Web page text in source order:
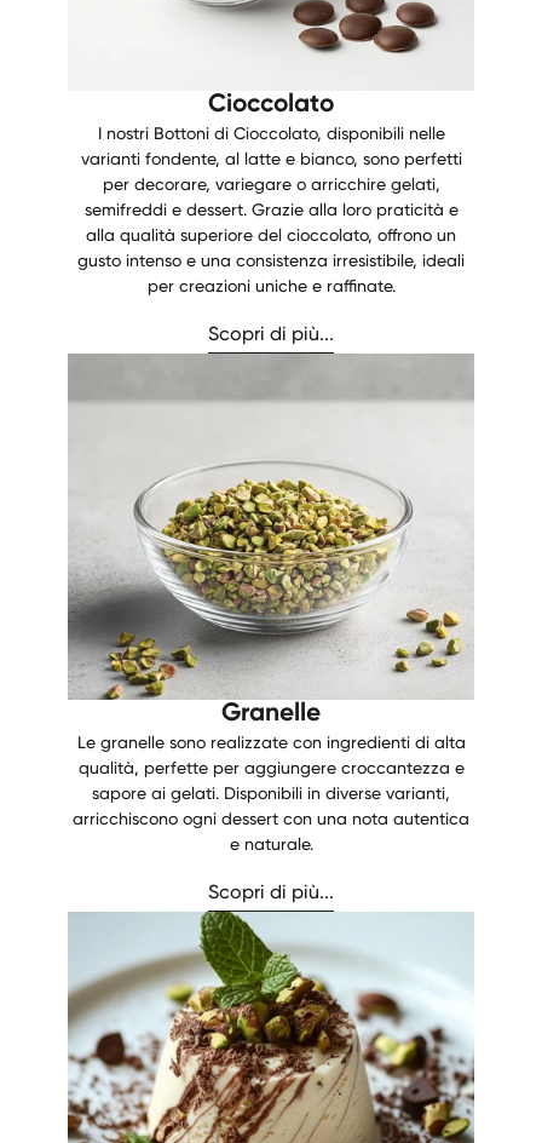
Cioccolato
I nostri Bottoni di Cioccolato, disponibili nelle
varianti fondente, al latte e bianco, sono perfetti
per decorare, variegare o arricchire gelati,
semifreddi e dessert. Grazie alla loro praticità e
alla qualità superiore del cioccolato, offrono un
gusto intenso e una consistenza irresistibile, ideali
per creazioni uniche e raffinate.
Scopri di più...
Granelle
Le granelle sono realizzate con ingredienti di alta
qualità, perfette per aggiungere croccantezza e
sapore ai gelati. Disponibili in diverse varianti,
arricchiscono ogni dessert con una nota autentica
e naturale.
Scopri di più...